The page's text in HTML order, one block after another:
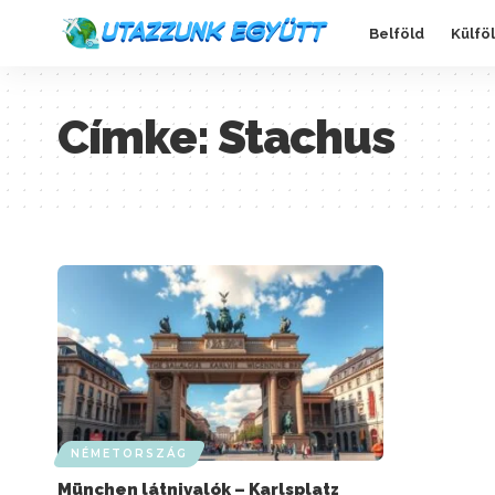
Belföld
Címke: Stachus
NÉMETORSZÁG
München látnivalók – Karlsplatz